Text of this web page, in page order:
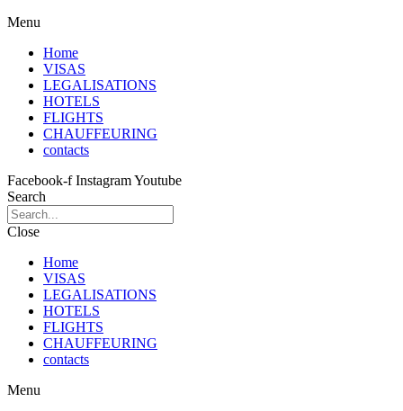
Menu
Home
VISAS
LEGALISATIONS
HOTELS
FLIGHTS
CHAUFFEURING
contacts
Facebook-f InstagramYoutube
Search
Close
Home
VISAS
LEGALISATIONS
HOTELS
FLIGHTS
CHAUFFEURING
contacts
Menu